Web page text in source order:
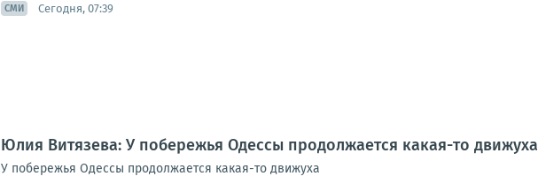
СМИ Сегодня, 07:39
Юлия Витязева: У побережья Одессы продолжается какая-то движуха
У побережья Одессы продолжается какая-то движуха